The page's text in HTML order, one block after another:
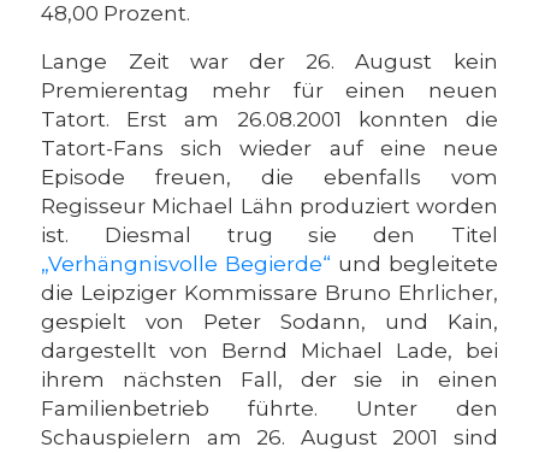
48,00 Prozent.
Lange Zeit war der 26. August kein
Premierentag mehr für einen neuen
Tatort. Erst am 26.08.2001 konnten die
Tatort-Fans sich wieder auf eine neue
Episode freuen, die ebenfalls vom
Regisseur Michael Lähn produziert worden
ist. Diesmal trug sie den Titel
„Verhängnisvolle Begierde“ und begleitete
die Leipziger Kommissare Bruno Ehrlicher,
gespielt von Peter Sodann, und Kain,
dargestellt von Bernd Michael Lade, bei
ihrem nächsten Fall, der sie in einen
Familienbetrieb führte. Unter den
Schauspielern am 26. August 2001 sind